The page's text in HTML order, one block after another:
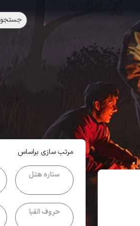
جستجو
مرتب سازی براساس
ستاره هتل
حروف الفبا